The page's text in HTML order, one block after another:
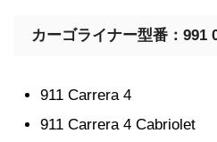
カーゴライナー型番：991
911 Carrera 4
911 Carrera 4 Cabriolet